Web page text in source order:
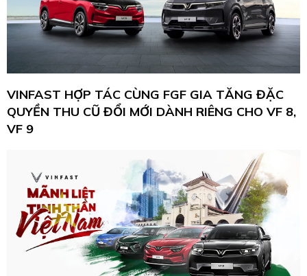
VINFAST HỢP TÁC CÙNG FGF GIA TĂNG ĐẶC
QUYỀN THU CŨ ĐỔI MỚI DÀNH RIÊNG CHO VF 8,
VF 9